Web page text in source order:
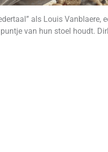
als Louis
van hun stoel houdt.